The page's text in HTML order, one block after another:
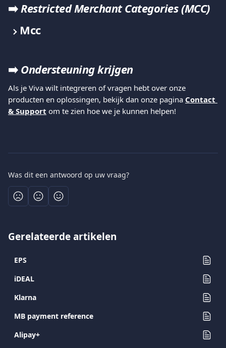
➡️ Restricted Merchant Categories (MCC)
Mcc
➡️ Ondersteuning krijgen
Als je Viva wilt integreren of vragen hebt over onze
producten en oplossingen, bekijk dan onze pagina Contact
& Support om te zien hoe we je kunnen helpen!
Was dit een antwoord op uw vraag?
Gerelateerde artikelen
EPS
iDEAL
Klarna
MB payment reference
Alipay+